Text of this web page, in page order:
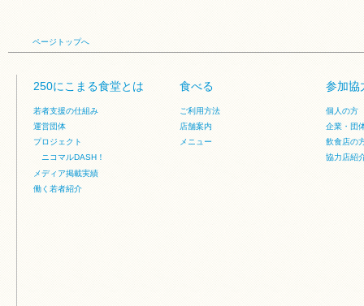
ページトップへ
250にこまる食堂とは
若者支援の仕組み
運営団体
プロジェクト
ニコマルDASH！
メディア掲載実績
働く若者紹介
食べる
ご利用方法
店舗案内
メニュー
参加協
個人の方
企業・団
飲食店の
協力店紹